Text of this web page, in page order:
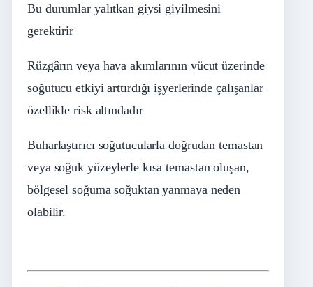
Bu durumlar yalıtkan giysi giyilmesini
gerektirir
Rüzgârın veya hava akımlarının vücut üzerinde
soğutucu etkiyi arttırdığı işyerlerinde çalışanlar
özellikle risk altındadır
Buharlaştırıcı soğutucularla doğrudan temastan
veya soğuk yüzeylerle kısa temastan oluşan,
bölgesel soğuma soğuktan yanmaya neden
olabilir.